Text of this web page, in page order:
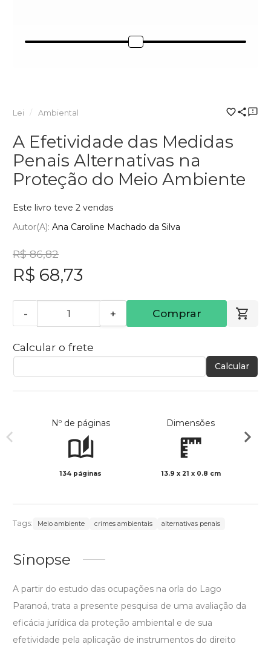
Lei Ambiental
A Efetividade das Medidas
Penais Alternativas na
Proteção do Meio Ambiente
Este livro teve 2 vendas
Autor(a): Ana Caroline Machado da Silva
R$ 86,82
R$ 68,73
- + Comprar
Calcular o frete
Calcular
Nº de páginas
134 páginas
Dimensões
13.9 x 21 x 0.8 cm
Tags: Meio ambiente crimes ambientais alternativas penais
Sinopse
A partir do estudo das ocupações na orla do Lago
Paranoá, trata a presente pesquisa de uma avaliação da
eficácia jurídica da proteção ambiental e de sua
efetividade pela aplicação de instrumentos do direito